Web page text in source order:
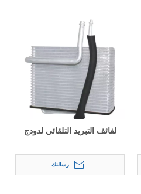
لفائف التبريد التلقائي لدودج
رسالتك